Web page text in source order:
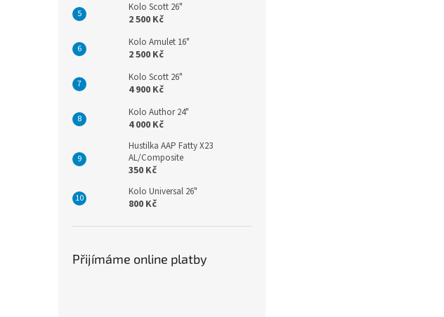
Kolo Scott 26"
2 500 Kč
Kolo Amulet 16"
2 500 Kč
Kolo Scott 26"
4 900 Kč
Kolo Author 24"
4 000 Kč
Hustilka AAP Fatty X23
AL/Composite
350 Kč
Kolo Universal 26"
800 Kč
Přijímáme online platby